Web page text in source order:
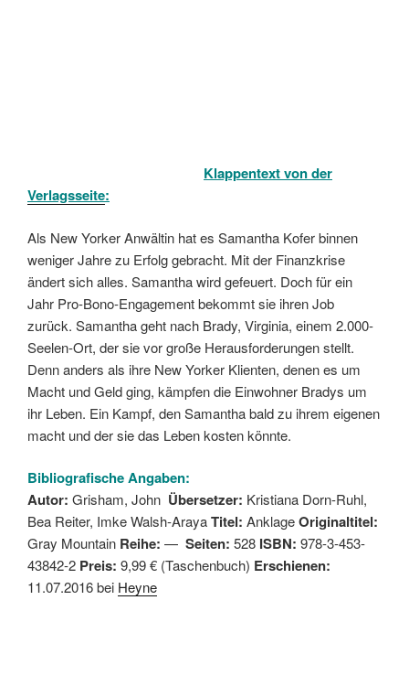
Klappentext von der
Verlagsseite:
Als New Yorker Anwältin hat es Samantha Kofer binnen
weniger Jahre zu Erfolg gebracht. Mit der Finanzkrise
ändert sich alles. Samantha wird gefeuert. Doch für ein
Jahr Pro-Bono-Engagement bekommt sie ihren Job
zurück. Samantha geht nach Brady, Virginia, einem 2.000-
Seelen-Ort, der sie vor große Herausforderungen stellt.
Denn anders als ihre New Yorker Klienten, denen es um
Macht und Geld ging, kämpfen die Einwohner Bradys um
ihr Leben. Ein Kampf, den Samantha bald zu ihrem eigenen
macht und der sie das Leben kosten könnte.
Bibliografische Angaben:
Autor: Grisham, John Übersetzer: Kristiana Dorn-Ruhl,
Bea Reiter, Imke Walsh-ArayaTitel: AnklageOriginaltitel:
Gray Mountain Reihe: — Seiten: 528 ISBN: 978-3-453-
43842-2 Preis: 9,99 € (Taschenbuch) Erschienen:
11.07.2016 bei Heyne